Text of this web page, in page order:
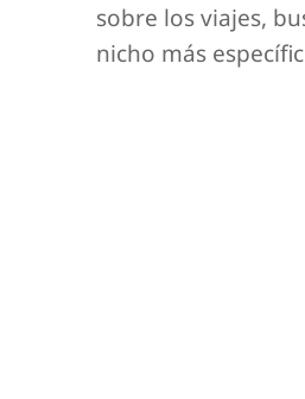
sobre los viajes,
nicho más